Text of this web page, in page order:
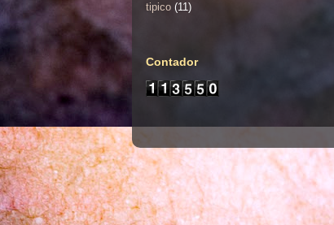
tipico (11)
Contador